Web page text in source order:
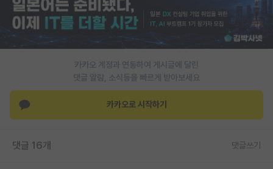
학술 정보 게시판
홍보 게시판
유학교육
반도체 아카데미
카카오 계정과 연동하여 게시글에 달린
댓글 알람, 소식등을 빠르게 받아보세요
카카오로 시작하기
댓글 16개 댓글쓰기